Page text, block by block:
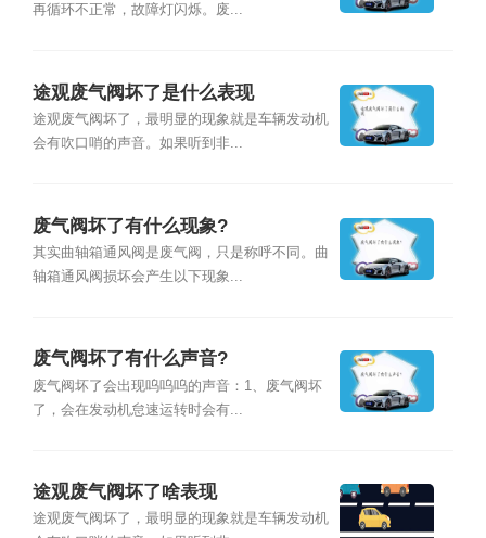
再循环不正常，故障灯闪烁。废...
途观废气阀坏了是什么表现
途观废气阀坏了，最明显的现象就是车辆发动机
会有吹口哨的声音。如果听到非...
废气阀坏了有什么现象?
其实曲轴箱通风阀是废气阀，只是称呼不同。曲
轴箱通风阀损坏会产生以下现象...
废气阀坏了有什么声音?
废气阀坏了会出现呜呜呜的声音：1、废气阀坏
了，会在发动机怠速运转时会有...
途观废气阀坏了啥表现
途观废气阀坏了，最明显的现象就是车辆发动机